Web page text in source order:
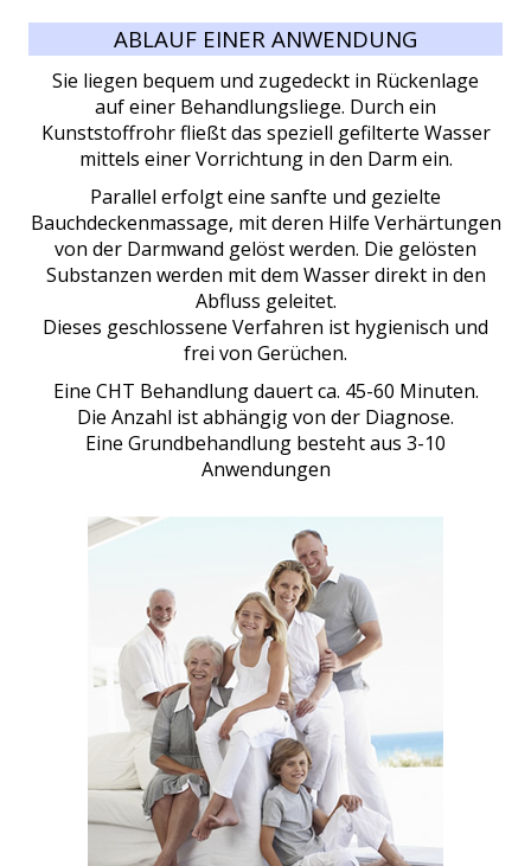
ABLAUF EINER ANWENDUNG
Sie liegen bequem und zugedeckt in Rückenlage
auf einer Behandlungsliege. Durch ein
Kunststoffrohr fließt das speziell gefilterte Wasser
mittels einer Vorrichtung in den Darm ein.
Parallel erfolgt eine sanfte und gezielte
Bauchdeckenmassage, mit deren Hilfe Verhärtungen
von der Darmwand gelöst werden. Die gelösten
Substanzen werden mit dem Wasser direkt in den
Abfluss geleitet.
Dieses geschlossene Verfahren ist hygienisch und
frei von Gerüchen.
Eine CHT Behandlung dauert ca. 45-60 Minuten.
Die Anzahl ist abhängig von der Diagnose.
Eine Grundbehandlung besteht aus 3-10
Anwendungen